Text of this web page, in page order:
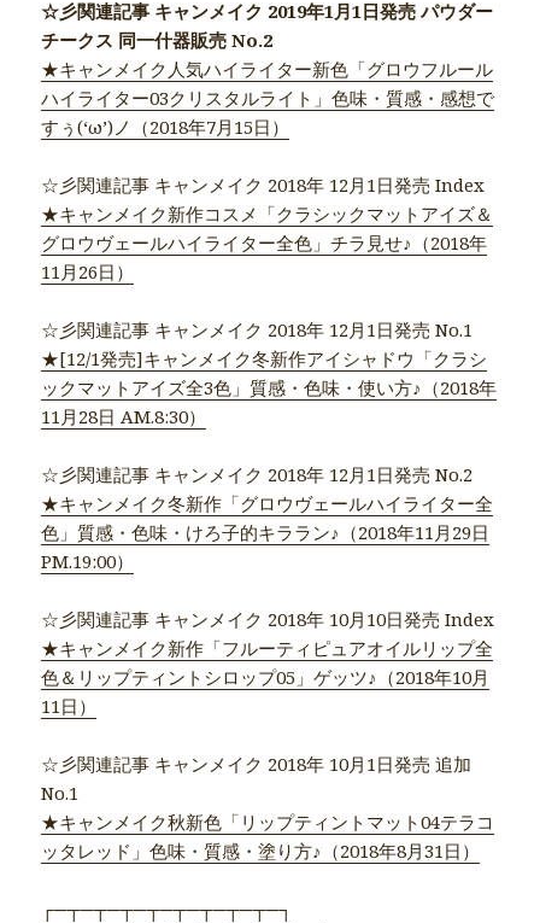
☆彡関連記事 キャンメイク 2019年1月1日発売 パウダー
チークス 同一什器販売 No.2
★キャンメイク人気ハイライター新色「グロウフルール
ハイライター03クリスタルライト」色味・質感・感想で
すぅ(‘ω’)ノ（2018年7月15日）
☆彡関連記事 キャンメイク 2018年 12月1日発売 Index
★キャンメイク新作コスメ「クラシックマットアイズ＆
グロウヴェールハイライター全色」チラ見せ♪（2018年
11月26日）
☆彡関連記事 キャンメイク 2018年 12月1日発売 No.1
★[12/1発売]キャンメイク冬新作アイシャドウ「クラシ
ックマットアイズ全3色」質感・色味・使い方♪（2018年
11月28日 AM.8:30）
☆彡関連記事 キャンメイク 2018年 12月1日発売 No.2
★キャンメイク冬新作「グロウヴェールハイライター全
色」質感・色味・けろ子的キララン♪（2018年11月29日
PM.19:00）
☆彡関連記事 キャンメイク 2018年 10月10日発売 Index
★キャンメイク新作「フルーティピュアオイルリップ全
色＆リップティントシロップ05」ゲッツ♪（2018年10月
11日）
☆彡関連記事 キャンメイク 2018年 10月1日発売 追加
No.1
★キャンメイク秋新色「リップティントマット04テラコ
ッタレッド」色味・質感・塗り方♪（2018年8月31日）
┌─┬─┬─┬─┬─┬─┬─┬─┬─┐